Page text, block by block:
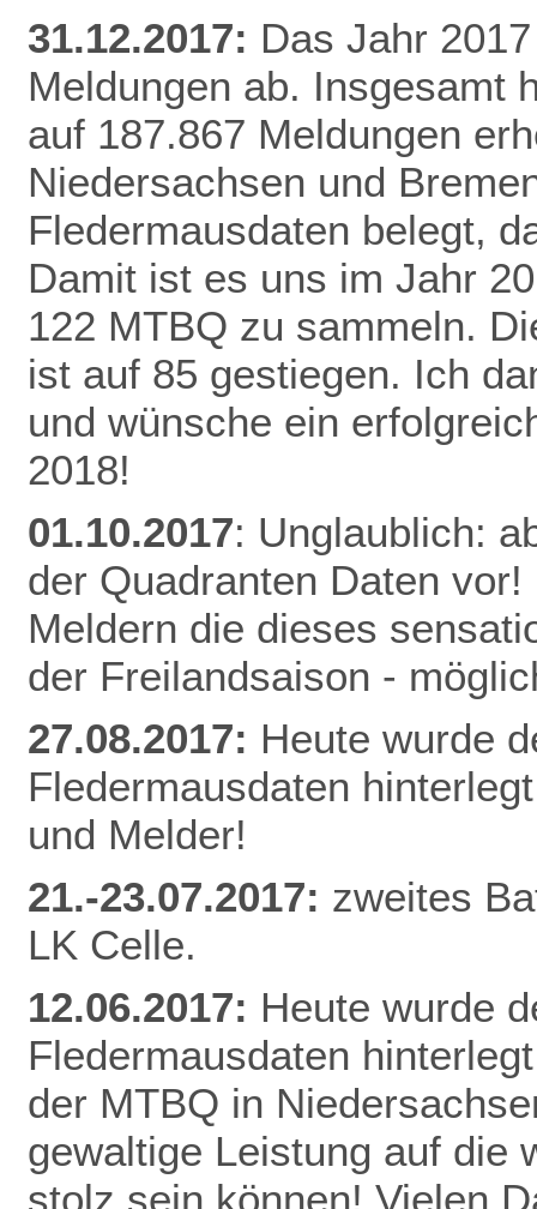
31.12.2017: Das Jahr
Meldungen ab. Insgesamt
auf 187.867 Meldungen
Niedersachsen und
Fledermausdaten belegt,
Damit ist es uns im Jahr
122 MTBQ zu sammeln.
ist auf 85 gestiegen. Ich
und wünsche ein
2018!
01.10.2017: Unglaublich:
der Quadranten Daten
Meldern die dieses
der Freilandsaison -
27.08.2017: Heute wurde
Fledermausdaten
und Melder!
21.-23.07.2017: zweites
LK Celle.
12.06.2017: Heute wurde
Fledermausdaten
der MTBQ in
gewaltige Leistung auf die
stolz sein können! Vielen